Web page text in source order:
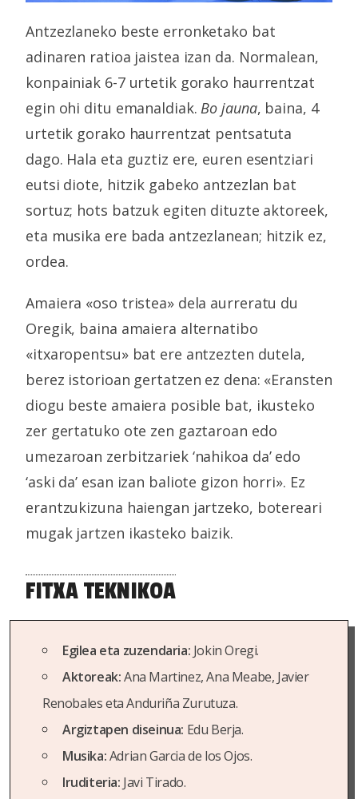
Antzezlaneko beste erronketako bat
adinaren ratioa jaistea izan da. Normalean,
konpainiak 6-7 urtetik gorako haurrentzat
egin ohi ditu emanaldiak.Bo jauna, baina, 4
urtetik gorako haurrentzat pentsatuta
dago. Hala eta guztiz ere, euren esentziari
eutsi diote, hitzik gabeko antzezlan bat
sortuz; hots batzuk egiten dituzte aktoreek,
eta musika ere bada antzezlanean; hitzik ez,
ordea.
Amaiera «oso tristea» dela aurreratu du
Oregik, baina amaiera alternatibo
«itxaropentsu» bat ere antzezten dutela,
berez istorioan gertatzen ez dena: «Eransten
diogu beste amaiera posible bat, ikusteko
zer gertatuko ote zen gaztaroan edo
umezaroan zerbitzariek ‘nahikoa da’ edo
‘aski da’ esan izan baliote gizon horri». Ez
erantzukizuna haiengan jartzeko, botereari
mugak jartzen ikasteko baizik.
FITXA TEKNIKOA
Egilea eta zuzendaria: Jokin Oregi.
Aktoreak:Ana Martinez, Ana Meabe, Javier
Renobales eta Anduriña Zurutuza.
Argiztapen diseinua: Edu Berja.
Musika:Adrian Garcia de los Ojos.
Iruditeria: Javi Tirado.